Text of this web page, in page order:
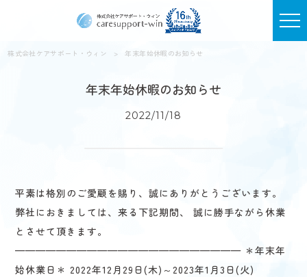
株式会社ケアサポート・ウィン > 年末年始休暇のお知らせ
年末年始休暇のお知らせ
2022/11/18
平素は格別のご愛顧を賜り、誠にありがとうございます。
弊社におきましては、来る下記期間、 誠に勝手ながら休業
とさせて頂きます。
—————————————————————— ＊年末年
始休業日＊ 2022年12月29日(木)～2023年1月3日(火)